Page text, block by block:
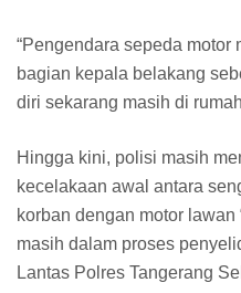
“Pengendara sepeda
bagian kepala belakang
diri sekarang masih di
Hingga kini, polisi masih
kecelakaan awal antara
korban dengan motor
masih dalam proses
Lantas Polres Tangerang